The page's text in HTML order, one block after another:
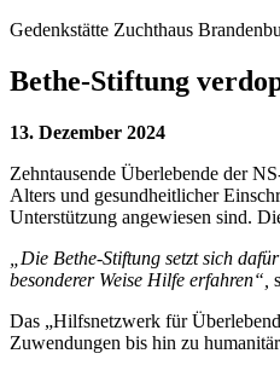
Gedenkstätte Zuchthaus
Bethe-Stiftung
13. Dezember 2024
Zehntausende Überlebende der
Alters und gesundheitlicher
Unterstützung angewiesen sind.
„Die Bethe-Stiftung setzt sich
besonderer Weise Hilfe erfahren“,
Das „Hilfsnetzwerk für
Zuwendungen bis hin zu